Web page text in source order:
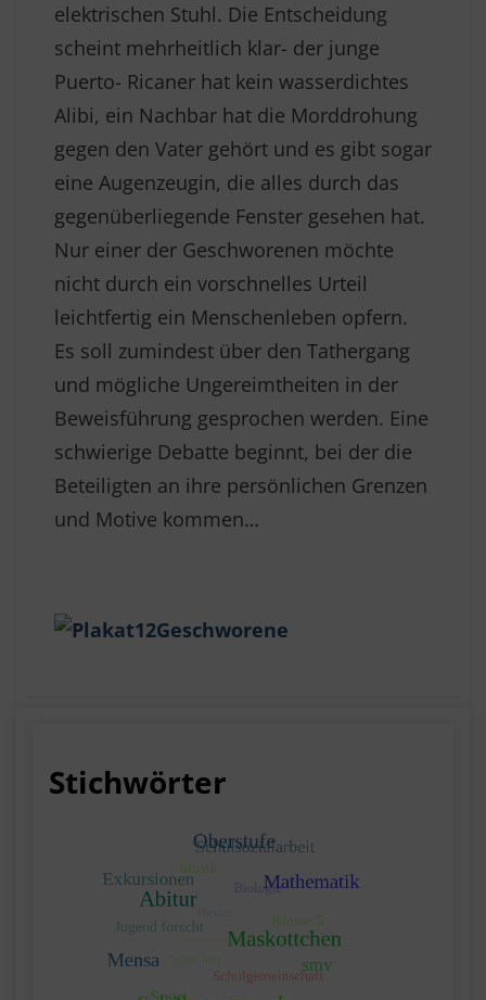
elektrischen Stuhl. Die Entscheidung
scheint mehrheitlich klar- der junge
Puerto- Ricaner hat kein wasserdichtes
Alibi, ein Nachbar hat die Morddrohung
gegen den Vater gehört und es gibt sogar
eine Augenzeugin, die alles durch das
gegenüberliegende Fenster gesehen hat.
Nur einer der Geschworenen möchte
nicht durch ein vorschnelles Urteil
leichtfertig ein Menschenleben opfern.
Es soll zumindest über den Tathergang
und mögliche Ungereimtheiten in der
Beweisführung gesprochen werden. Eine
schwierige Debatte beginnt, bei der die
Beteiligten an ihre persönlichen Grenzen
und Motive kommen…
Stichwörter